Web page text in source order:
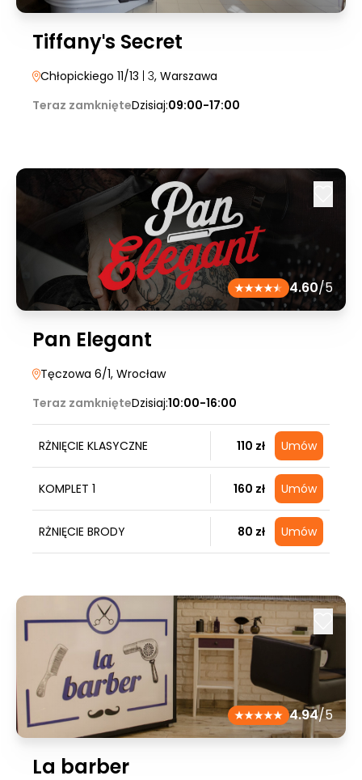
Tiffanyˈs Secret
Chłopickiego 11/13 | 3, Warszawa
Teraz zamknięteDzisiaj:09:00-17:00
4.60/5
Pan Elegant
Tęczowa 6/1, Wrocław
Teraz zamknięteDzisiaj:10:00-16:00
RŻNIĘCIE KLASYCZNE 110 zł Umów
KOMPLET 1 160 zł Umów
RŻNIĘCIE BRODY 80 zł Umów
4.94/5
La barber